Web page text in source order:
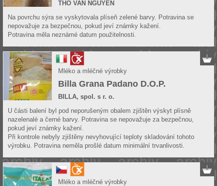
THO VAN NGUYEN
Na povrchu sýra se vyskytovala plíseň zelené barvy. Potravina se
nepovažuje za bezpečnou, pokud jeví známky kažení.
Potravina měla neznámé datum použitelnosti.
Mléko a mléčné výrobky
Billa Grana Padano D.O.P.
BILLA, spol. s r. o.
U části balení byl pod neporušeným obalem zjištěn výskyt plísně
nazelenalé a černé barvy. Potravina se nepovažuje za bezpečnou,
pokud jeví známky kažení.
Při kontrole nebyly zjištěny nevyhovující teploty skladování tohoto
výrobku. Potravina neměla prošlé datum minimální trvanlivosti.
Mléko a mléčné výrobky